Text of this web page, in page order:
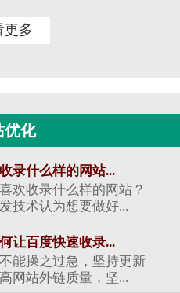
更多
优化
录什么样的网站...
欢收录什么样的网站？
技术认为想要做好...
让百度快速收录...
能操之过急，坚持更新
网站外链质量，坚...